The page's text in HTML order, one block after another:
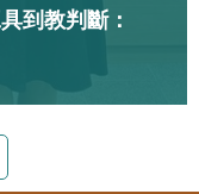
到教判斷：